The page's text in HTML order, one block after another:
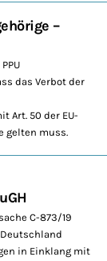
–
das Verbot der
Art. 50 der EU-
gelten muss.
C-873/19
in Einklang mit